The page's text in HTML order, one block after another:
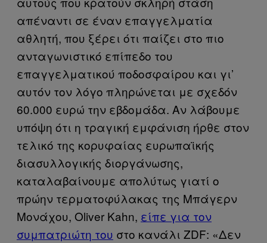
απέναντι σε έναν επαγγελματία
αθλητή, που ξέρει ότι παίζει στο πιο
ανταγωνιστικό επίπεδο του
επαγγελματικού ποδοσφαίρου και γι’
αυτόν τον λόγο πληρώνεται με σχεδόν
60.000 ευρώ την εβδομάδα. Αν λάβουμε
υπόψη ότι η τραγική εμφάνιση ήρθε στον
τελικό της κορυφαίας ευρωπαϊκής
διασυλλογικής διοργάνωσης,
καταλαβαίνουμε απολύτως γιατί ο
πρώην τερματοφύλακας της Μπάγερν
Μονάχου, Oliver Kahn, είπε για τον
συμπατριώτη του στο κανάλι ZDF: «Δεν